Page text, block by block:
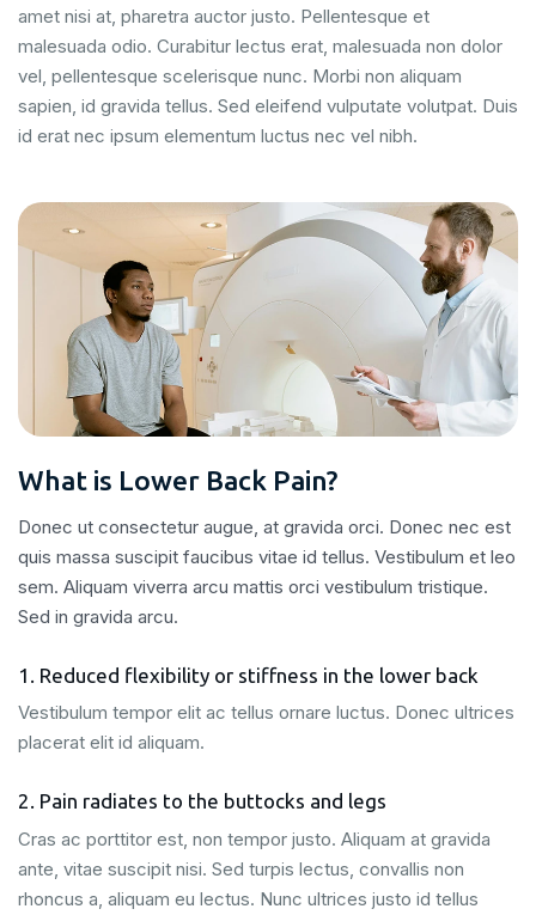
amet nisi at, pharetra auctor justo. Pellentesque et
malesuada odio. Curabitur lectus erat, malesuada non dolor
vel, pellentesque scelerisque nunc. Morbi non aliquam
sapien, id gravida tellus. Sed eleifend vulputate volutpat. Duis
id erat nec ipsum elementum luctus nec vel nibh.
What is Lower Back Pain?
Donec ut consectetur augue, at gravida orci. Donec nec est
quis massa suscipit faucibus vitae id tellus. Vestibulum et leo
sem. Aliquam viverra arcu mattis orci vestibulum tristique.
Sed in gravida arcu.
1. Reduced flexibility or stiffness in the lower back
Vestibulum tempor elit ac tellus ornare luctus. Donec ultrices
placerat elit id aliquam.
2. Pain radiates to the buttocks and legs
Cras ac porttitor est, non tempor justo. Aliquam at gravida
ante, vitae suscipit nisi. Sed turpis lectus, convallis non
rhoncus a, aliquam eu lectus. Nunc ultrices justo id tellus